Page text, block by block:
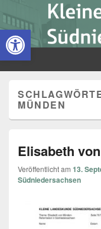
Open toolbar
MÜNDEN
Elisabeth
Veröffentlicht am 13.
Südniedersachsen